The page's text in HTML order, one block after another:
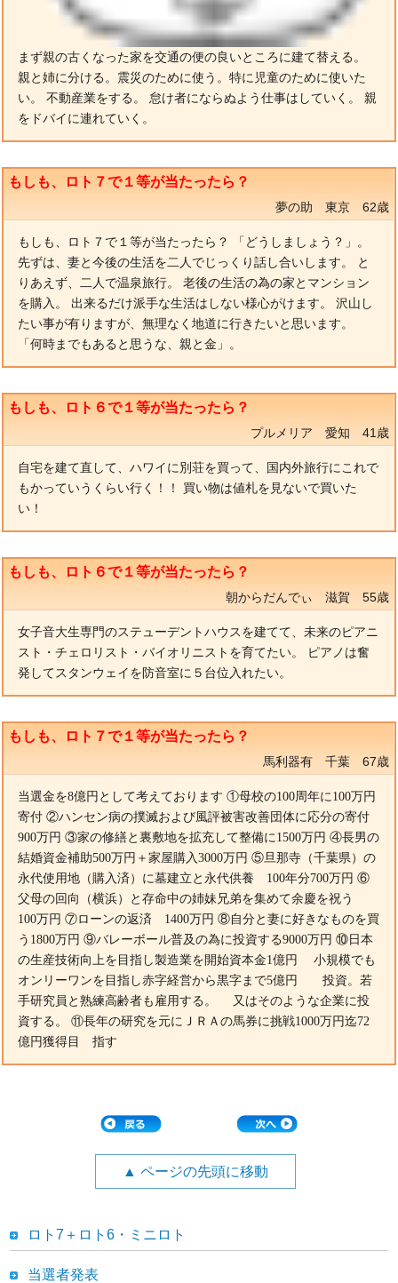
まず親の古くなった家を交通の便の良いところに建て替える。
親と姉に分ける。震災のために使う。特に児童のために使いた
い。 不動産業をする。 怠け者にならぬよう仕事はしていく。 親
をドバイに連れていく。
もしも、ロト７で１等が当たったら？
夢の助 東京 62歳
もしも、ロト７で１等が当たったら？ 「どうしましょう？」。
先ずは、妻と今後の生活を二人でじっくり話し合いします。 と
りあえず、二人で温泉旅行。 老後の生活の為の家とマンション
を購入。 出来るだけ派手な生活はしない様心がけます。 沢山し
たい事が有りますが、無理なく地道に行きたいと思います。
「何時までもあると思うな、親と金」。
もしも、ロト６で１等が当たったら？
プルメリア 愛知 41歳
自宅を建て直して、ハワイに別荘を買って、国内外旅行にこれで
もかっていうくらい行く！！ 買い物は値札を見ないで買いた
い！
もしも、ロト６で１等が当たったら？
朝からだんでぃ 滋賀 55歳
女子音大生専門のステューデントハウスを建てて、未来のピアニ
スト・チェロリスト・バイオリニストを育てたい。 ピアノは奮
発してスタンウェイを防音室に５台位入れたい。
もしも、ロト７で１等が当たったら？
馬利器有 千葉 67歳
当選金を8億円として考えております ①母校の100周年に100万円
寄付 ②ハンセン病の撲滅および風評被害改善団体に応分の寄付
900万円 ③家の修繕と裏敷地を拡充して整備に1500万円 ④長男の
結婚資金補助500万円＋家屋購入3000万円 ⑤旦那寺（千葉県）の
永代使用地（購入済）に墓建立と永代供養 100年分700万円 ⑥
父母の回向（横浜）と存命中の姉妹兄弟を集めて余慶を祝う
100万円 ⑦ローンの返済 1400万円 ⑧自分と妻に好きなものを買
う1800万円 ⑨バレーボール普及の為に投資する9000万円 ⑩日本
の生産技術向上を目指し製造業を開始資本金1億円 小規模でも
オンリーワンを目指し赤字経営から黒字まで5億円 投資。若
手研究員と熟練高齢者も雇用する。 又はそのような企業に投
資する。 ⑪長年の研究を元にＪＲＡの馬券に挑戦1000万円迄72
億円獲得目 指す
▲ ページの先頭に移動
ロト7＋ロト6・ミニロト
当選者発表